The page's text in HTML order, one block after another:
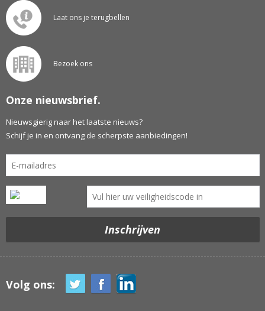
Laat ons je terugbellen
Bezoek ons
Onze nieuwsbrief.
Nieuwsgierig naar het laatste nieuws?
Schijf je in en ontvang de scherpste aanbiedingen!
Volg ons: